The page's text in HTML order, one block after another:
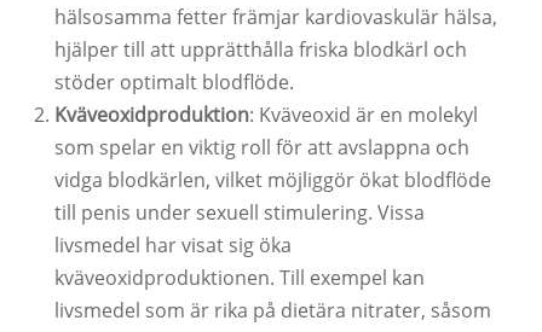
hälsosamma fetter främjar kardiovaskulär hälsa,
hjälper till att upprätthålla friska blodkärl och
stöder optimalt blodflöde.
Kväveoxidproduktion: Kväveoxid är en molekyl
som spelar en viktig roll för att avslappna och
vidga blodkärlen, vilket möjliggör ökat blodflöde
till penis under sexuell stimulering. Vissa
livsmedel har visat sig öka
kväveoxidproduktionen. Till exempel kan
livsmedel som är rika på dietära nitrater, såsom